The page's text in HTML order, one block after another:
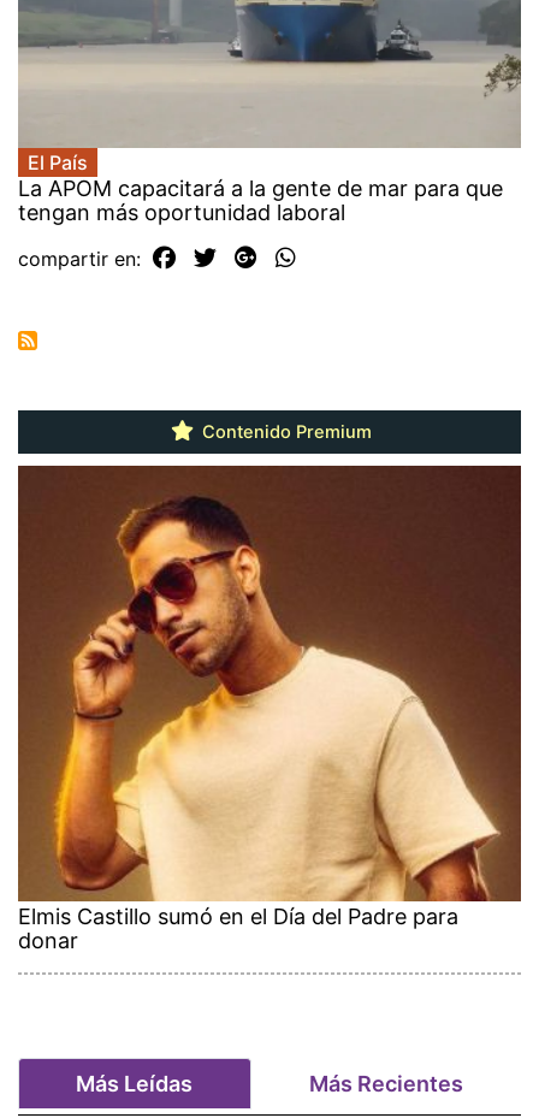
El País
La APOM capacitará a la gente de mar para que
tengan más oportunidad laboral
compartir en:
Contenido Premium
Elmis Castillo sumó en el Día del Padre para
donar
Más Leídas Más Recientes